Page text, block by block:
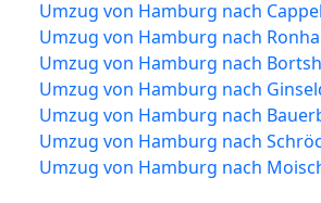
Umzug von Hamburg nach Cappel
Umzug von Hamburg nach
Umzug von Hamburg nach
Umzug von Hamburg nach
Umzug von Hamburg nach
Umzug von Hamburg nach
Umzug von Hamburg nach